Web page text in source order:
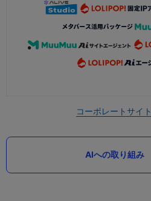
コーポレートサイト
AIへの取り組み